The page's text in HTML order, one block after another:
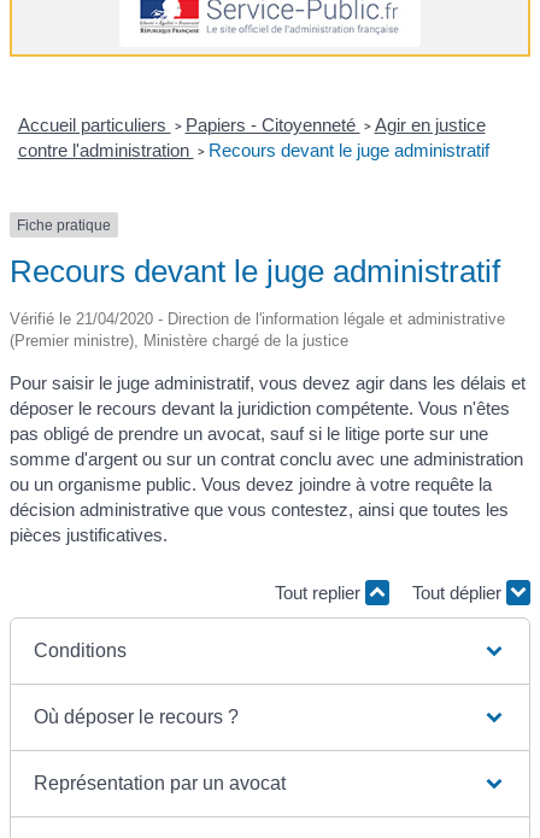
Accueil particuliers > Papiers - Citoyenneté > Agir en justice
contre l'administration > Recours devant le juge administratif
Fiche pratique
Recours devant le juge administratif
Vérifié le 21/04/2020 - Direction de l'information légale et administrative
(Premier ministre), Ministère chargé de la justice
Pour saisir le juge administratif, vous devez agir dans les délais et
déposer le recours devant la juridiction compétente. Vous n'êtes
pas obligé de prendre un avocat, sauf si le litige porte sur une
somme d'argent ou sur un contrat conclu avec une administration
ou un organisme public. Vous devez joindre à votre requête la
décision administrative que vous contestez, ainsi que toutes les
pièces justificatives.
Tout replier Tout déplier
Conditions
Où déposer le recours ?
Représentation par un avocat